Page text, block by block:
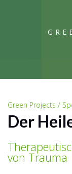
Green Projects /
Der
von Trauma